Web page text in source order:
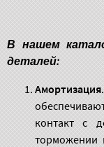
В нашем
деталей:
Амортизация.
контакт с
торможении